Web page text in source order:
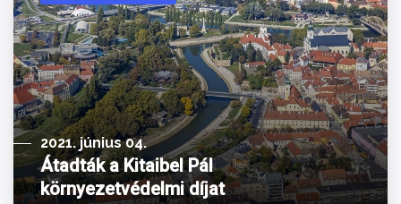
2021. június 04.
Átadták a Kitaibel Pál
környezetvédelmi díjat